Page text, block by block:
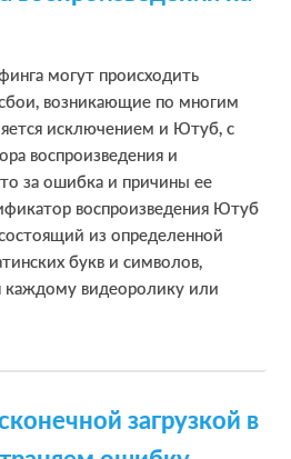
могут происходить
возникающие по многим
исключением и Ютуб, с
воспроизведения и
за ошибка и причины ее
воспроизведения Ютуб
из определенной
букв и символов,
каждому видеоролику или
загрузкой в